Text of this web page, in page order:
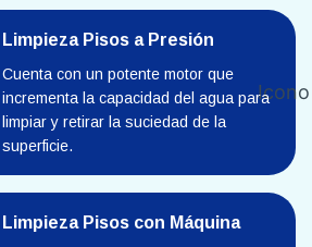
Limpieza Pisos a Presión
Cuenta con un potente motor que
incrementa la capacidad del agua para
limpiar y retirar la suciedad de la
superficie.
Limpieza Pisos con Máquina